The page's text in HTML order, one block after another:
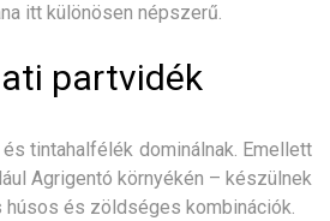
itt különösen népszerű.
partvidék
tintahalfélék dominálnak. Emellett
Agrigentó környékén – készülnek
és zöldséges kombinációk.